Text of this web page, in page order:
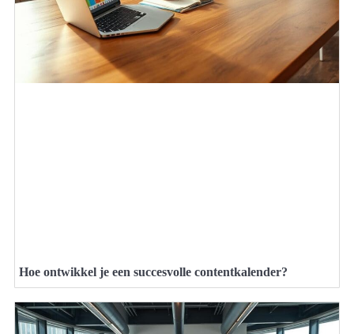
Hoe ontwikkel je een succesvolle contentkalender?